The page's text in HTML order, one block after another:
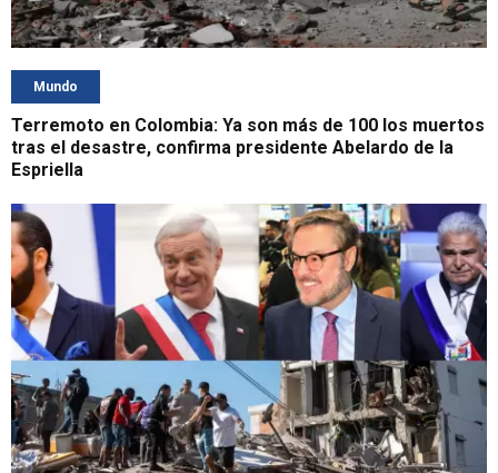
Mundo
Terremoto en Colombia: Ya son más de 100 los muertos
tras el desastre, confirma presidente Abelardo de la
Espriella